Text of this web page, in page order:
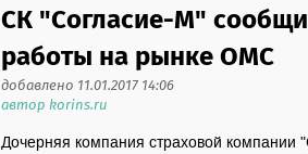
СК "Согласие-М"
работы на рынке ОМС
добавлено 11.01.2017 14:06
автор korins.ru
Дочерняя компания страховой компании